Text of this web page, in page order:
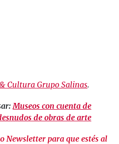
Cultura Grupo Salinas.
Museos con cuenta de
de obras de arte
Newsletter para que estés al